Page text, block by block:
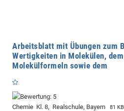
Arbeitsblatt mit Übungen zum
Wertigkeiten in Molekülen,
Molekülformeln sowie dem
Chemie Kl. 8, Realschule, Bayern 81 KB